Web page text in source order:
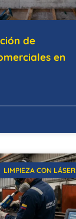
de
en
LIMPIEZA CON LÁSER